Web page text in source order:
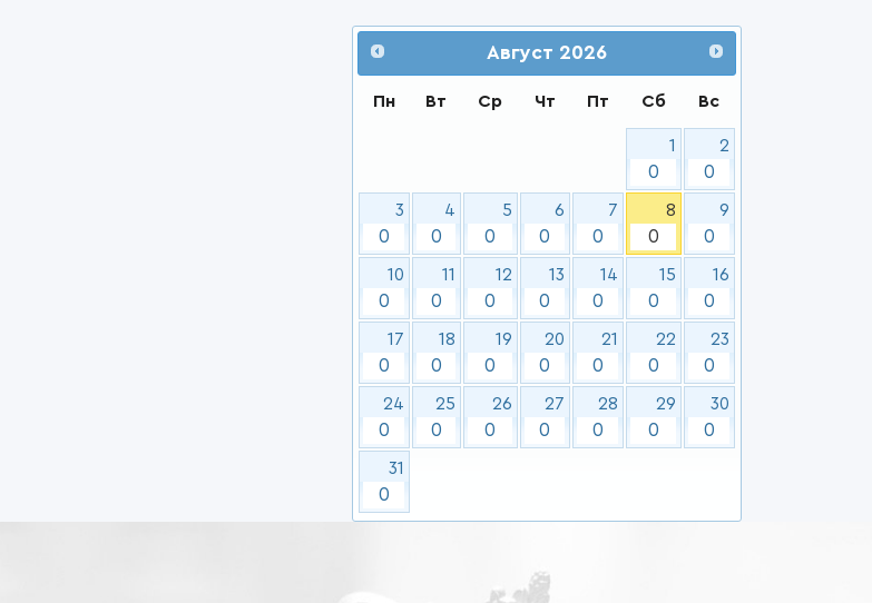
Август 2026
Пн Вт Ср Чт Пт Сб Вс
1
0
2
0
3
0
4
0
5
0
6
0
7
0
8
0
9
0
10
0
11
0
12
0
13
0
14
0
15
0
16
0
17
0
18
0
19
0
20
0
21
0
22
0
23
0
24
0
25
0
26
0
27
0
28
0
29
0
30
0
31
0